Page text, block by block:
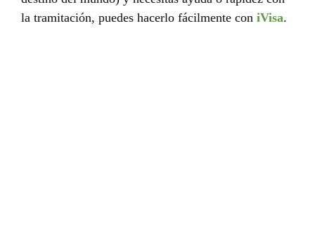
la tramitación, puedes hacerlo fácilmente con iVisa.